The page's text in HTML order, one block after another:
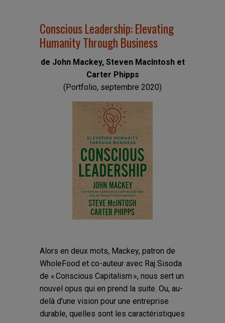
Conscious Leadership: Elevating
Humanity Through Business
de John Mackey, Steven MacIntosh et
Carter Phipps
(Portfolio, septembre 2020)
Alors en deux mots, Mackey, patron de
WholeFood et co-auteur avec Raj Sisoda
de « Conscious Capitalism », nous sert un
nouvel opus qui en prend la suite. Ou, au-
delà d’une vision pour une entreprise
durable, quelles sont les caractéristiques